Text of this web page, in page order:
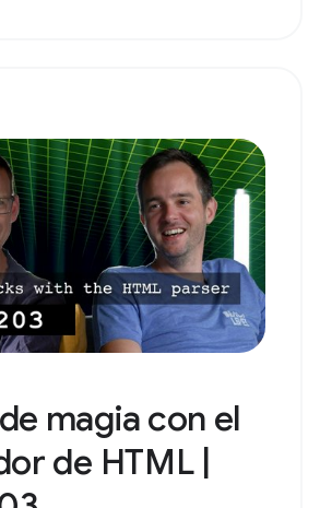
magia con el
de HTML |